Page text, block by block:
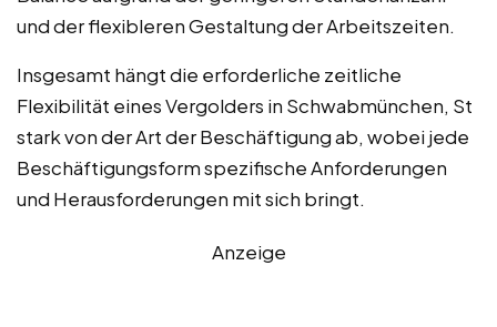
und der flexibleren Gestaltung der Arbeitszeiten.
Insgesamt hängt die erforderliche zeitliche
Flexibilität eines Vergolders in Schwabmünchen, St
stark von der Art der Beschäftigung ab, wobei jede
Beschäftigungsform spezifische Anforderungen
und Herausforderungen mit sich bringt.
Anzeige